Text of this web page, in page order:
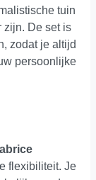
tuin
zijn. De set is
zodat je altijd
persoonlijke
flexibiliteit. Je